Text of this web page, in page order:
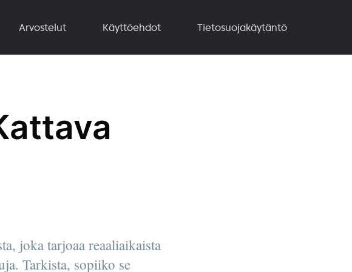
Arvostelut Käyttöehdot Tietosuojakäytäntö
joka tarjoaa reaaliaikaista
Tarkista, sopiiko se